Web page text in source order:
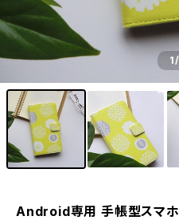
1
Android専用 手帳型スマホ